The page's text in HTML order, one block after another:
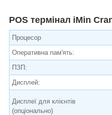
POS термінал iMin
Процесор
Оперативна пам'ять:
ПЗП:
Дисплей:
Дисплеї для клієнтів
(опціонально)